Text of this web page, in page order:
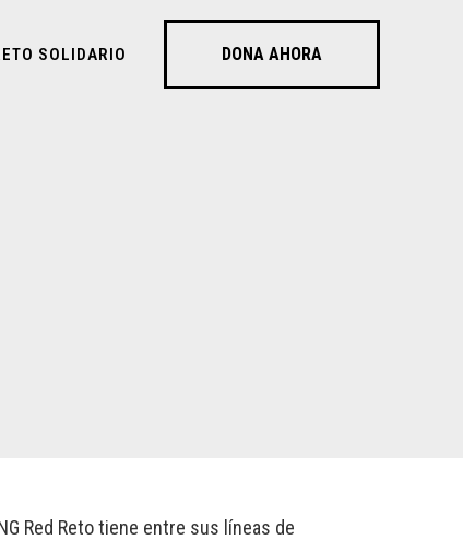
DONA AHORA
SOLIDARIO
Red Reto tiene entre sus líneas de